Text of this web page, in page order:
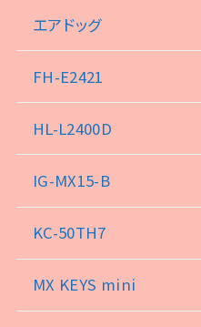
エアドッグ
FH-E2421
HL-L2400D
IG-MX15-B
KC-50TH7
MX KEYS mini